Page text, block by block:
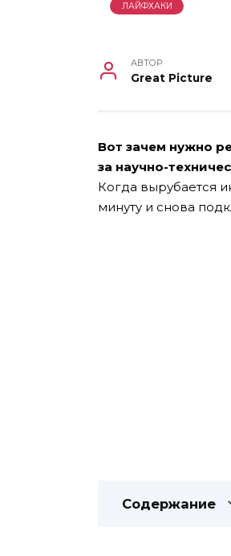
ЛАЙФХАКИ
АВТОР
Great Picture
Вот зачем нужно
за научно-
Когда вырубается
минуту и снова
Содержание